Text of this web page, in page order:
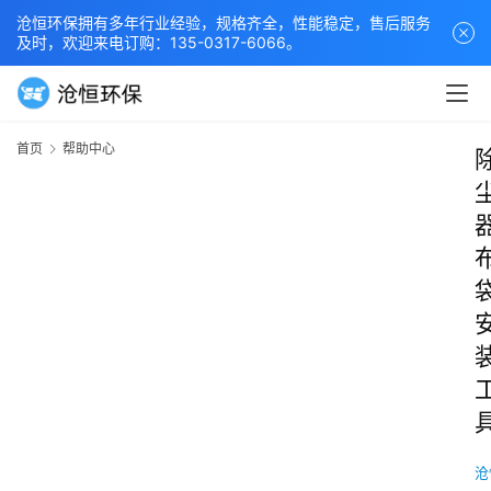
沧恒环保拥有多年行业经验，规格齐全，性能稳定，售后服务
及时，欢迎来电订购：135-0317-6066。
首页 帮助中心